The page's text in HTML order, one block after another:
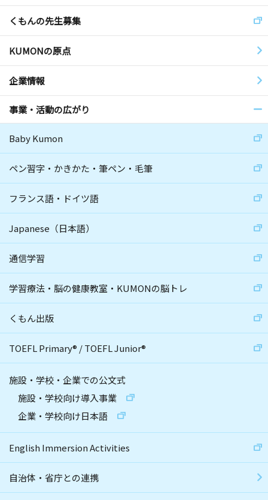
くもんの先生募集
KUMONの原点
企業情報
事業・活動の広がり
Baby Kumon
ペン習字・かきかた・筆ペン・毛筆
フランス語・ドイツ語
Japanese（日本語）
通信学習
学習療法・脳の健康教室・KUMONの脳トレ
くもん出版
TOEFL Primary® /TOEFL Junior®
施設・学校・企業での公文式
施設・学校向け導入事業
企業・学校向け日本語
English Immersion Activities
自治体・省庁との連携